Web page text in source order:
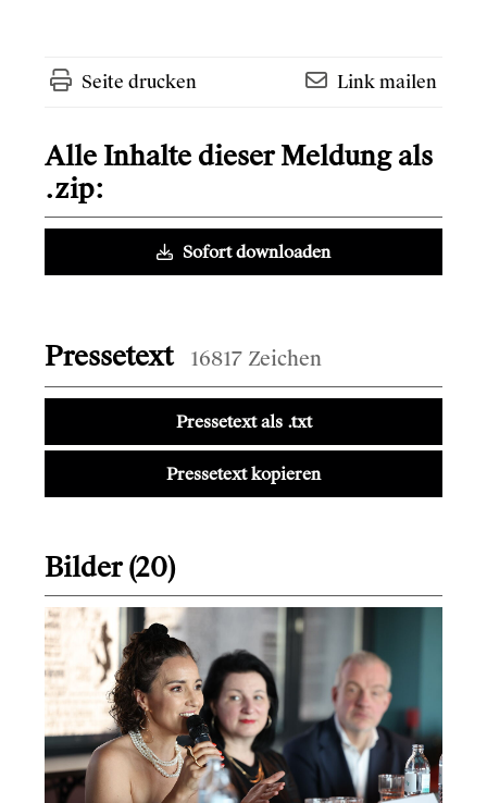
Seite drucken Link mailen
Alle Inhalte dieser Meldung als
.zip:
Sofort downloaden
Pressetext 16817 Zeichen
Pressetext als .txt
Pressetext kopieren
Bilder (20)